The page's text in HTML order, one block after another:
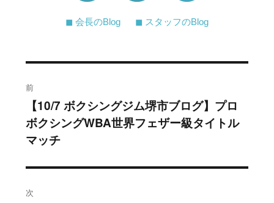
◼︎ 会長のBlog ◼︎ スタッフのBlog
稿
ナ
前
過
去
の
【10/7 ボクシングジム堺市ブログ】プロ
ボクシングWBA世界フェザー級タイトル
マッチ
次